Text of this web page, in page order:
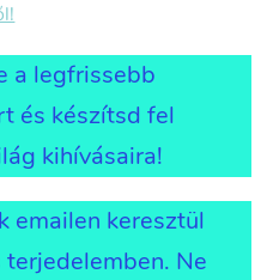
a legfrissebb
és készítsd fel
kihívásaira!
emailen keresztül
Ne